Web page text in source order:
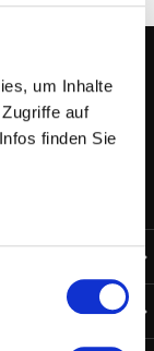
um Inhalte
auf
finden Sie